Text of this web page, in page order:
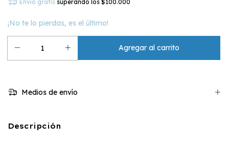
Envío gratis superando los $100.000
¡No te lo pierdas, es el último!
Medios de envío
Descripción